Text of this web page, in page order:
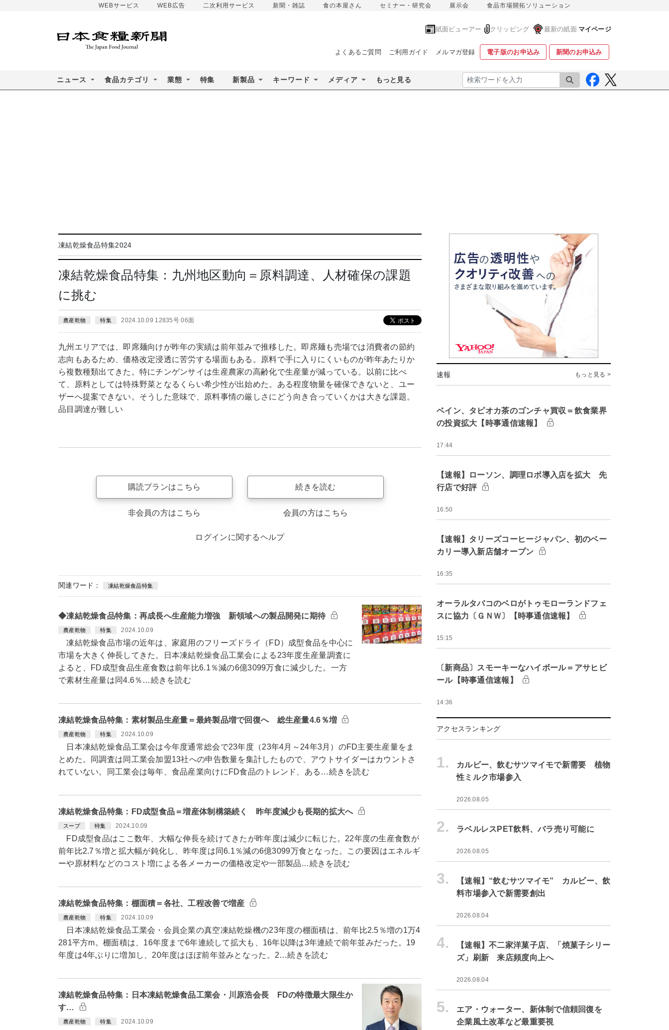
WEBサービス WEB広告 二次利用サービス 新聞・雑誌 食の本屋さん セミナー・研究会 展示会 食品市場開拓ソリューション
紙面ビューアー クリッピング 最新の紙面 マイページ
よくあるご質問 ご利用ガイド メルマガ登録 電子版のお申込み 新聞のお申込み
ニュース 食品カテゴリ 業態 特集 新製品 キーワード メディア もっと見る 検索
凍結乾燥食品特集2024
凍結乾燥食品特集：九州地区動向＝原料調達、人材確保の課題
に挑む
農産乾物 特集 2024.10.09 12835号 06面
九州エリアでは、即席麺向けが昨年の実績は前年並みで推移した。即席麺も売場では消費者の節約
志向もあるため、価格改定浸透に苦労する場面もある。原料で手に入りにくいものが昨年あたりか
ら複数種類出てきた。特にチンゲンサイは生産農家の高齢化で生産量が減っている。以前に比べ
て、原料としては特殊野菜となるくらい希少性が出始めた。ある程度物量を確保できないと、ユー
ザーへ提案できない。そうした意味で、原料事情の厳しさにどう向き合っていくかは大きな課題。
品目調達が難しい
購読プランはこちら
非会員の方はこちら
続きを読む
会員の方はこちら
ログインに関するヘルプ
関連ワード： 凍結乾燥食品特集
◆凍結乾燥食品特集：再成長へ生産能力増強 新領域への製品開発に期待
農産乾物 特集 2024.10.09
凍結乾燥食品市場の近年は、家庭用のフリーズドライ（FD）成型食品を中心に
市場を大きく伸長してきた。日本凍結乾燥食品工業会による23年度生産量調査に
よると、FD成型食品生産食数は前年比6.1％減の6億3099万食に減少した。一方
で素材生産量は同4.6％…続きを読む
凍結乾燥食品特集：素材製品生産量＝最終製品増で回復へ 総生産量4.6％増
農産乾物 特集 2024.10.09
日本凍結乾燥食品工業会は今年度通常総会で23年度（23年4月～24年3月）のFD主要生産量をま
とめた。同調査は同工業会加盟13社への申告数量を集計したもので、アウトサイダーはカウントさ
れていない。同工業会は毎年、食品産業向けにFD食品のトレンド、ある…続きを読む
凍結乾燥食品特集：FD成型食品＝増産体制構築続く 昨年度減少も長期的拡大へ
スープ 特集 2024.10.09
FD成型食品はここ数年、大幅な伸長を続けてきたが昨年度は減少に転じた。22年度の生産食数が
前年比2.7％増と拡大幅が鈍化し、昨年度は同6.1％減の6億3099万食となった。この要因はエネルギ
ーや原材料などのコスト増による各メーカーの価格改定や一部製品…続きを読む
凍結乾燥食品特集：棚面積＝各社、工程改善で増産
農産乾物 特集 2024.10.09
日本凍結乾燥食品工業会・会員企業の真空凍結乾燥機の23年度の棚面積は、前年比2.5％増の1万4
281平方m。棚面積は、16年度まで6年連続して拡大も、16年以降は3年連続で前年並みだった。19
年度は4年ぶりに増加し、20年度はほぼ前年並みとなった。2…続きを読む
凍結乾燥食品特集：日本凍結乾燥食品工業会・川原浩会長 FDの特徴最大限生か
す…
農産乾物 特集 2024.10.09
速報 もっと見る >
ベイン、タピオカ茶のゴンチャ買収＝飲食業界
の投資拡大【時事通信速報】
17:44
【速報】ローソン、調理ロボ導入店を拡大 先
行店で好評
16:50
【速報】タリーズコーヒージャパン、初のベー
カリー導入新店舗オープン
16:35
オーラルタバコのベロがトゥモローランドフェ
スに協力〔ＧＮＷ〕【時事通信速報】
15:15
〔新商品〕スモーキーなハイボール＝アサヒビ
ール【時事通信速報】
14:36
アクセスランキング
1.
カルビー、飲むサツマイモで新需要 植物
性ミルク市場参入
2026.08.05
2. ラベルレスPET飲料、バラ売り可能に
2026.08.05
3.
【速報】“飲むサツマイモ” カルビー、飲
料市場参入で新需要創出
2026.08.04
4.
【速報】不二家洋菓子店、「焼菓子シリー
ズ」刷新 来店頻度向上へ
2026.08.04
5.
エア・ウォーター、新体制で信頼回復を
企業風土改革など最重要視